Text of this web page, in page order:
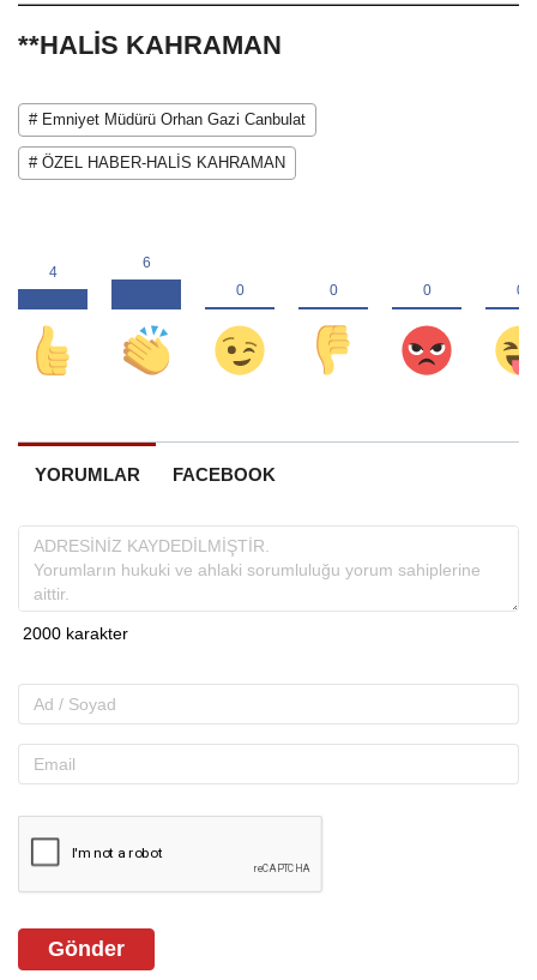
**HALİS KAHRAMAN
# Emniyet Müdürü Orhan Gazi Canbulat
# ÖZEL HABER-HALİS KAHRAMAN
YORUMLAR FACEBOOK
Gönder